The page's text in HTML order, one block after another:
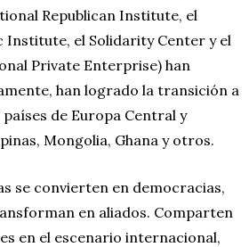
Republican Institute, el
el Solidarity Center y el
Private Enterprise) han
han logrado la transición a
de Europa Central y
Mongolia, Ghana y otros.
se convierten en democracias,
en aliados. Comparten
en el escenario internacional,